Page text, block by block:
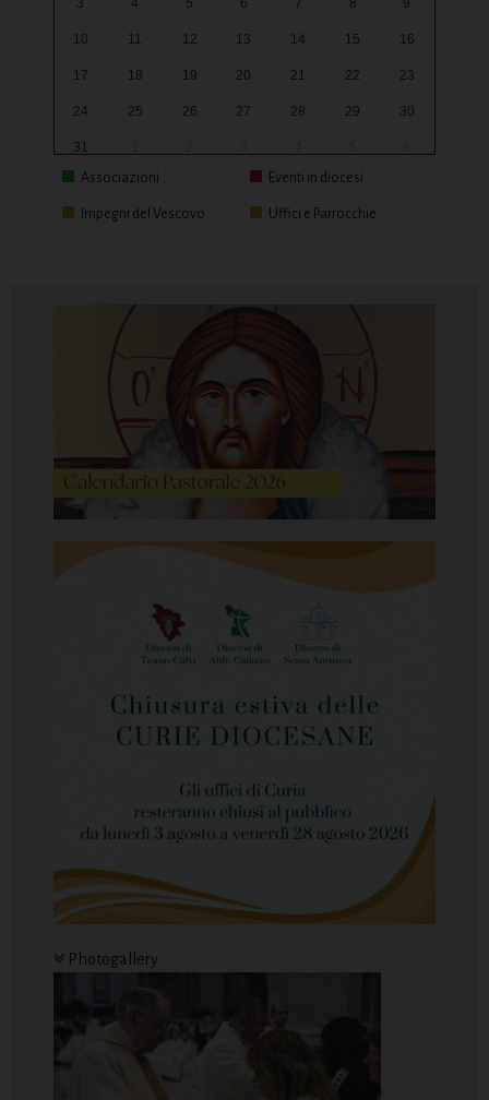
3 4 5 6 7 8 9
10 11 12 13 14 15 16
17 18 19 20 21 22 23
24 25 26 27 28 29 30
31
Associazioni
Eventi in diocesi
Impegni del Vescovo Uffici e Parrocchie
Photogallery